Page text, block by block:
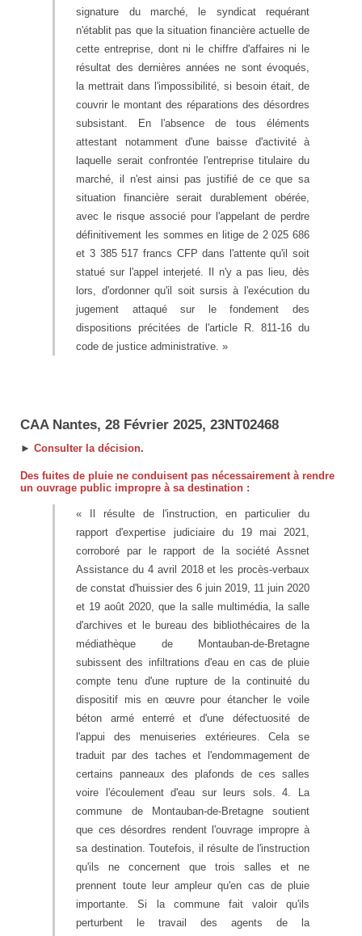
signature du marché, le syndicat requérant
n'établit pas que la situation financière actuelle de
cette entreprise, dont ni le chiffre d'affaires ni le
résultat des dernières années ne sont évoqués,
la mettrait dans l'impossibilité, si besoin était, de
couvrir le montant des réparations des désordres
subsistant. En l'absence de tous éléments
attestant notamment d'une baisse d'activité à
laquelle serait confrontée l'entreprise titulaire du
marché, il n'est ainsi pas justifié de ce que sa
situation financière serait durablement obérée,
avec le risque associé pour l'appelant de perdre
définitivement les sommes en litige de 2 025 686
et 3 385 517 francs CFP dans l'attente qu'il soit
statué sur l'appel interjeté. Il n'y a pas lieu, dès
lors, d'ordonner qu'il soit sursis à l'exécution du
jugement attaqué sur le fondement des
dispositions précitées de l'article R. 811-16 du
code de justice administrative. »
CAA Nantes, 28 Février 2025, 23NT02468
► Consulter la décision.
Des fuites de pluie ne conduisent pas nécessairement à rendre
un ouvrage public impropre à sa destination :
« Il résulte de l'instruction, en particulier du
rapport d'expertise judiciaire du 19 mai 2021,
corroboré par le rapport de la société Assnet
Assistance du 4 avril 2018 et les procès-verbaux
de constat d'huissier des 6 juin 2019, 11 juin 2020
et 19 août 2020, que la salle multimédia, la salle
d'archives et le bureau des bibliothécaires de la
médiathèque de Montauban-de-Bretagne
subissent des infiltrations d'eau en cas de pluie
compte tenu d'une rupture de la continuité du
dispositif mis en œuvre pour étancher le voile
béton armé enterré et d'une défectuosité de
l'appui des menuiseries extérieures. Cela se
traduit par des taches et l'endommagement de
certains panneaux des plafonds de ces salles
voire l'écoulement d'eau sur leurs sols. 4. La
commune de Montauban-de-Bretagne soutient
que ces désordres rendent l'ouvrage impropre à
sa destination. Toutefois, il résulte de l'instruction
qu'ils ne concernent que trois salles et ne
prennent toute leur ampleur qu'en cas de pluie
importante. Si la commune fait valoir qu'ils
perturbent le travail des agents de la